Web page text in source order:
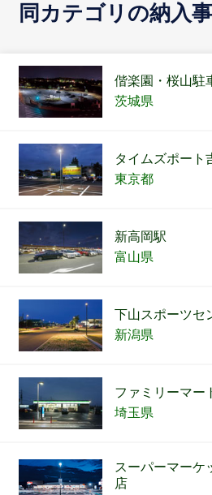
同カテゴリの納入
偕楽園・桜山駐
茨城県
タイムズポート
東京都
新高岡駅
富山県
下山スポーツセ
新潟県
ファミリーマー
埼玉県
スーパーマーケ
店